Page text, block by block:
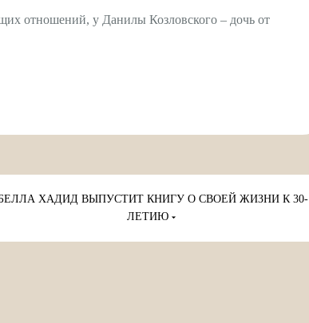
отношений, у Данилы Козловского – дочь от
ХАДИД ВЫПУСТИТ КНИГУ О СВОЕЙ ЖИЗНИ К 30-
ЛЕТИЮ